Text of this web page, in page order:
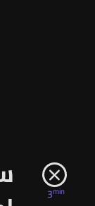
3min